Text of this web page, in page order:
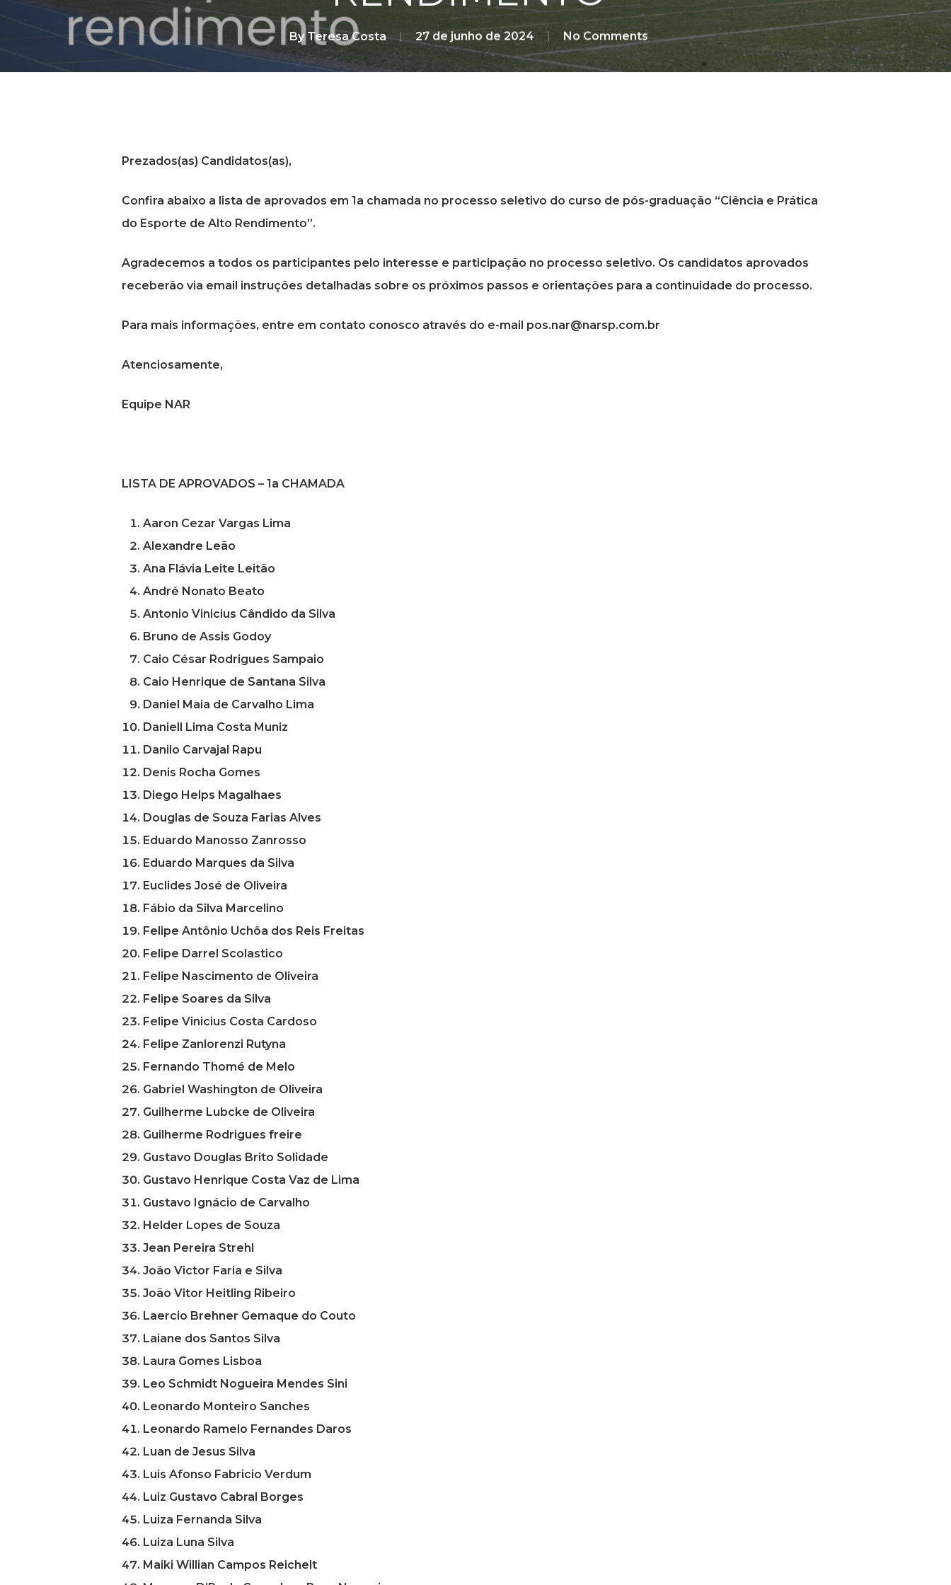
Digite o termo para buscar
By Teresa Costa 27 de junho de 2024 No Comments
Prezados(as) Candidatos(as),
Confira abaixo a lista de aprovados em 1a chamada no processo seletivo do curso de pós-graduação “Ciência e Prática
do Esporte de Alto Rendimento”.
Agradecemos a todos os participantes pelo interesse e participação no processo seletivo. Os candidatos aprovados
receberão via email instruções detalhadas sobre os próximos passos e orientações para a continuidade do processo.
Para mais informações, entre em contato conosco através do e-mail pos.nar@narsp.com.br
Atenciosamente,
Equipe NAR
LISTA DE APROVADOS – 1a CHAMADA
Aaron Cezar Vargas Lima
Alexandre Leão
Ana Flávia Leite Leitão
André Nonato Beato
Antonio Vinicius Cândido da Silva
Bruno de Assis Godoy
Caio César Rodrigues Sampaio
Caio Henrique de Santana Silva
Daniel Maia de Carvalho Lima
Daniell Lima Costa Muniz
Danilo Carvajal Rapu
Denis Rocha Gomes
Diego Helps Magalhaes
Douglas de Souza Farias Alves
Eduardo Manosso Zanrosso
Eduardo Marques da Silva
Euclides José de Oliveira
Fábio da Silva Marcelino
Felipe Antônio Uchôa dos Reis Freitas
Felipe Darrel Scolastico
Felipe Nascimento de Oliveira
Felipe Soares da Silva
Felipe Vinicius Costa Cardoso
Felipe Zanlorenzi Rutyna
Fernando Thomé de Melo
Gabriel Washington de Oliveira
Guilherme Lubcke de Oliveira
Guilherme Rodrigues freire
Gustavo Douglas Brito Solidade
Gustavo Henrique Costa Vaz de Lima
Gustavo Ignácio de Carvalho
Helder Lopes de Souza
Jean Pereira Strehl
João Victor Faria e Silva
João Vitor Heitling Ribeiro
Laercio Brehner Gemaque do Couto
Laiane dos Santos Silva
Laura Gomes Lisboa
Leo Schmidt Nogueira Mendes Sini
Leonardo Monteiro Sanches
Leonardo Ramelo Fernandes Daros
Luan de Jesus Silva
Luis Afonso Fabricio Verdum
Luiz Gustavo Cabral Borges
Luiza Fernanda Silva
Luiza Luna Silva
Maiki Willian Campos Reichelt